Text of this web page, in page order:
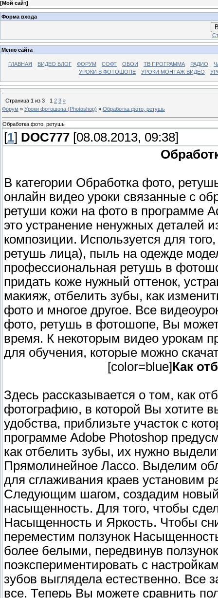
[Мой сайт]
Форма входа
Меню сайта
ГЛАВНАЯ ВИДЕО БЛОГ ФОРУМ СОФТ ОБОИ ТВ ПРОГРАММА РАДИО
УРОКИ В ФОТОШОПЕ
УРОКИ МОНТАЖ ВИДЕО
Страница 1 из 3 1 2 3 »
Форум » Уроки фотошопа (Photoshop) » Обработка фото, ретушь
Обработка фото, ретушь
[1] DOC777 [08.08.2013, 09:38]
В категории Обработка фото,
онлайн видео уроки связанные с
ретуши кожи на фото в программе
это устранение ненужных деталей
композиции. Используется для
ретушь лица), пыль на одежде
профессиональная ретушь в
придать коже нужный оттенок,
макияж, отбелить зубы, как
фото и многое другое. Все
фото, ретушь в фотошопе, Вы
время. К некоторым видео урокам
для обучения, которые можно
[color=blue]Как
Здесь рассказывается о том, как
фотографию, в которой Вы хотите
удобства, приблизьте участок с
программе Adobe Photoshop
как отбелить зубы, их нужно
Прямолинейное Лассо. Выделим
для сглаживания краев установим
Следующим шагом, создадим
насыщенность. Для того, чтобы
Насыщенность и Яркость. Чтобы
переместим ползунок
более белыми, передвинув
поэкспериментировать с
зубов выглядела естественно. Все
все. Теперь Вы можете сравнить